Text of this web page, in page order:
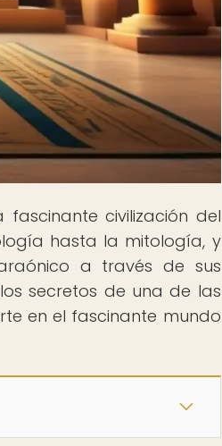
civilización del
hasta la mitología, y
a través de sus
secretos de una de las
en el fascinante mundo